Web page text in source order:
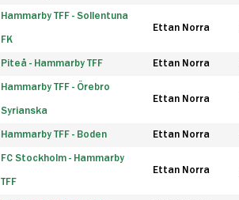
Hammarby TFF - Sollentuna
FK
Ettan Norra
Piteå - Hammarby TFF Ettan Norra
Hammarby TFF - Örebro
Syrianska
Ettan Norra
Hammarby TFF - Boden Ettan Norra
FC Stockholm - Hammarby
TFF
Ettan Norra